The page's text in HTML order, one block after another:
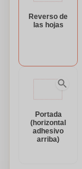
Reverso de
las hojas
Portada
(horizontal
adhesivo
arriba)